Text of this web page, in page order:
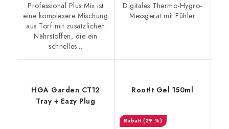
Professional Plus Mix ist
eine komplexere Mischung
aus Torf mit zusätzlichen
Nährstoffen, die ein
schnelles...
Digitales Thermo-Hygro-
Messgerät mit Fühler
HGA Garden CT12
Tray + Eazy Plug
Root!t Gel 150ml
(29 %)